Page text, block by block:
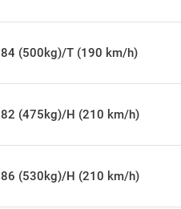
84 (500kg)/T (190 km/h)
82 (475kg)/H (210 km/h)
86 (530kg)/H (210 km/h)